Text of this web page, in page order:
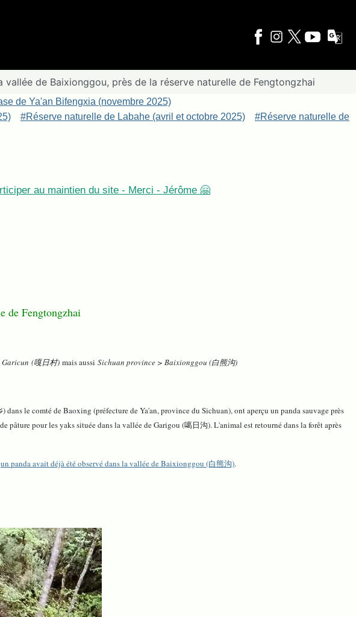
de Baixionggou, près de la réserve naturelle de Fengtongzhai
de Ya'an Bifengxia (novembre 2025)
#Réserve naturelle de Labahe (avril et octobre 2025)
#Réserve naturelle de
au maintien du site - Merci - Jérôme 🤗
de Fengtongzhai
(嘎日村) mais aussi Sichuan province > Baixionggou (白熊沟)
le comté de Baoxing (préfecture de Ya'an, province du Sichuan), ont aperçu un panda sauvage près
pour les yaks située dans la vallée de Garigou (噶日沟). L'animal est retourné dans la forêt après
un panda avait déjà été observé dans la vallée de Baixionggou (白熊沟).